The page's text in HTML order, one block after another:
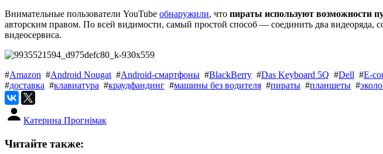
Внимательные пользователи YouTube обнаружили, что пираты используют возможности
авторским правом. По всей видимости, самый простой способ — соединить два видеоряда,
видеосервиса.
#Amazon #Android Nougat#Android-смартфоны #BlackBerry #Das Keyboard 5Q #Dell #E-
#доставка #клавиатура #краудфандинг #машины без водителя #пираты #планшеты #
Катерина Прогнімак
Читайте также: